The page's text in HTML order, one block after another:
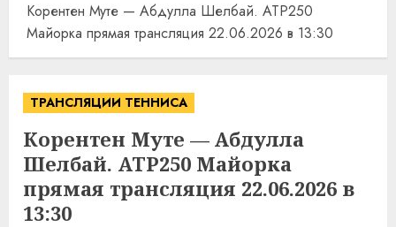
Корентен Муте — Абдулла Шелбай. ATP250
Майорка прямая трансляция 22.06.2026 в 13:30
ТРАНСЛЯЦИИ ТЕННИСА
Корентен Муте — Абдулла
Шелбай. ATP250 Майорка
прямая трансляция 22.06.2026 в
13:30